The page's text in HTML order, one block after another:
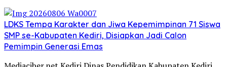
LDKS Tempa Karakter dan Jiwa Kepemimpinan 71 Siswa
SMP se-Kabupaten Kediri, Disiapkan Jadi Calon
Pemimpin Generasi Emas